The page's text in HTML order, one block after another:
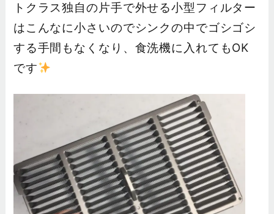
トクラス独自の片手で外せる小型フィルター
はこんなに小さいのでシンクの中でゴシゴシ
する手間もなくなり、食洗機に入れてもOK
です